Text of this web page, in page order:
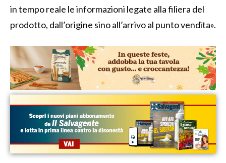
in tempo reale le informazioni legate alla filiera del
prodotto, dall’origine sino all’arrivo al punto vendita».